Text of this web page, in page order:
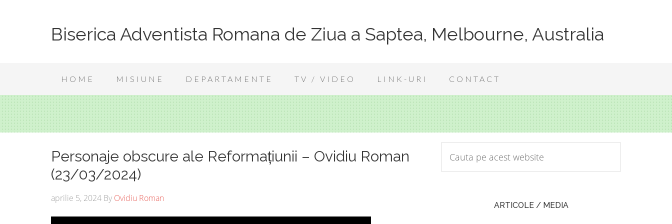
Biserica Adventista Romana de Ziua a Saptea, Melbourne, Australia
HOME MISIUNE DEPARTAMENTE TV / VIDEO LINK-URI CONTACT
Personaje obscure ale Reformațiunii – Ovidiu Roman
(23/03/2024)
aprilie 5, 2024 By Ovidiu Roman
ARTICOLE / MEDIA